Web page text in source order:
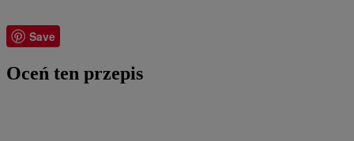
Save
Oceń ten przepis